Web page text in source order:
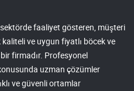
faaliyet gösteren, müşteri
ve uygun fiyatlı böcek ve
firmadır. Profesyonel
uzman çözümler
ve güvenli ortamlar